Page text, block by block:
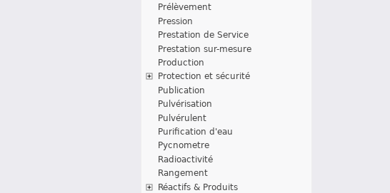
Prélèvement
Pression
Prestation de Service
Prestation sur-mesure
Production
Protection et sécurité
Publication
Pulvérisation
Pulvérulent
Purification d'eau
Pycnometre
Radioactivité
Rangement
Réactifs & Produits